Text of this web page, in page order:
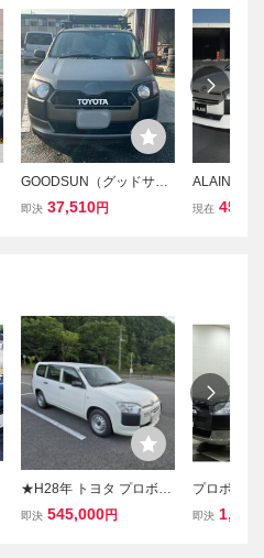
GOODSUN（グッドサ
ン）【オリジナル丸目 ヘ
即決 37,510円
ALAIN プ
3点セット
現在
★H28年 トヨタ プロボッ
クスバン 走行距離115,17
即決 545,000円
プロボック
タコマ風グ
即決